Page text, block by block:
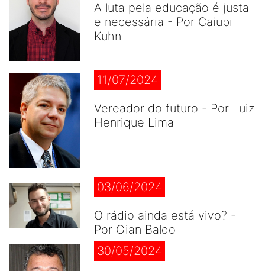
A luta pela educação é justa
e necessária - Por Caiubi
Kuhn
11/07/2024
Vereador do futuro - Por Luiz
Henrique Lima
03/06/2024
O rádio ainda está vivo? -
Por Gian Baldo
30/05/2024